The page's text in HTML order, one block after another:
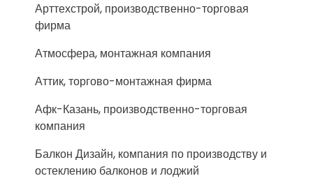
Арттехстрой, производственно-торговая
фирма
Атмосфера, монтажная компания
Аттик, торгово-монтажная фирма
Афк-Казань, производственно-торговая
компания
Балкон Дизайн, компания по производству и
остеклению балконов и лоджий